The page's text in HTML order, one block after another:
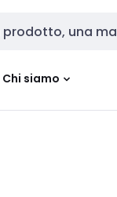
Chi siamo